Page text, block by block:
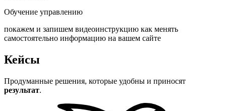
Обучение управлению
покажем и запишем видеоинструкцию как менять
самостоятельно информацию на вашем сайте
Кейсы
Продуманные решения, которые удобны и приносят
результат.